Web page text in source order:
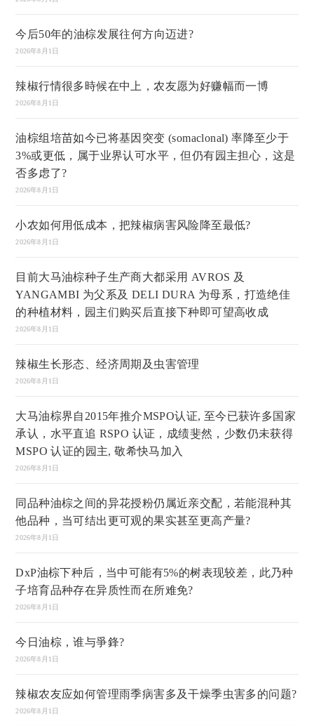
今后50年的油棕发展往何方向迈进?
2026年8月1日
辣椒行情很多時候在中上，农友愿为好赚幅而一博
2026年8月1日
油棕组培苗如今已将基因突变 (somaclonal) 率降至少于
3%或更低，属于业界认可水平，但仍有园主担心，这是
否多虑了?
2026年8月1日
小农如何用低成本，把辣椒病害风险降至最低?
2026年8月1日
目前大马油棕种子生产商大都采用 AVROS 及
YANGAMBI 为父系及 DELI DURA 为母系，打造绝佳
的种植材料，园主们购买后直接下种即可望高收成
2026年8月1日
辣椒生长形态、经济周期及虫害管理
2026年8月1日
大马油棕界自2015年推介MSPO认证, 至今已获许多国家
承认，水平直追 RSPO 认证，成绩斐然，少数仍未获得
MSPO 认证的园主, 敬希快马加入
2026年8月1日
同品种油棕之间的异花授粉仍属近亲交配，若能混种其
他品种，当可结出更可观的果实甚至更高产量?
2026年8月1日
DxP油棕下种后，当中可能有5%的树表现较差，此乃种
子培育品种存在异质性而在所难免?
2026年8月1日
今日油棕，谁与爭鋒?
2026年8月1日
辣椒农友应如何管理雨季病害多及干燥季虫害多的问题?
2026年8月1日